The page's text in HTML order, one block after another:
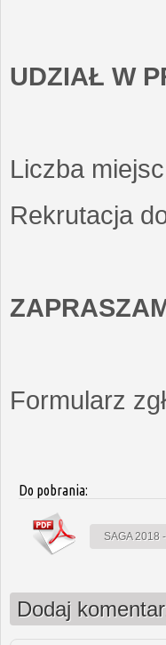
UDZIAŁ W
Liczba
Rekrutacja
Formularz
Do pobrania:
SAGA 2018
Dodaj